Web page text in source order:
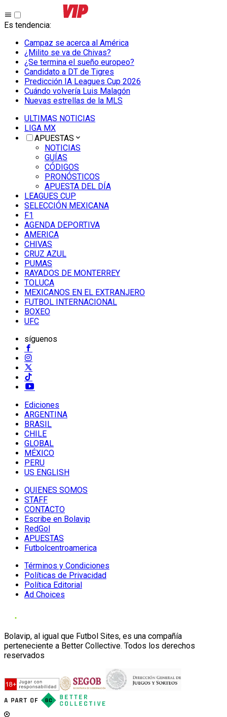
Es tendencia:
Campaz se acerca al América
¿Milito se va de Chivas?
¿Se termina el sueño europeo?
Candidato a DT de Tigres
Predicción IA Leagues Cup 2026
Cuándo volvería Luis Malagón
Nuevas estrellas de la MLS
ULTIMAS NOTICIAS
LIGA MX
APUESTAS
NOTICIAS
GUÍAS
CÓDIGOS
PRONÓSTICOS
APUESTA DEL DÍA
LEAGUES CUP
SELECCIÓN MEXICANA
F1
AGENDA DEPORTIVA
AMERICA
CHIVAS
CRUZ AZUL
PUMAS
RAYADOS DE MONTERREY
TOLUCA
MEXICANOS EN EL EXTRANJERO
FUTBOL INTERNACIONAL
BOXEO
UFC
síguenos
Ediciones
ARGENTINA
BRASIL
CHILE
GLOBAL
MÉXICO
PERU
US ENGLISH
QUIENES SOMOS
STAFF
CONTACTO
Escribe en Bolavip
RedGol
APUESTAS
Futbolcentroamerica
Términos y Condiciones
Políticas de Privacidad
Política Editorial
Ad Choices
Bolavip, al igual que Futbol Sites, es una compañía
perteneciente a Better Collective. Todos los derechos
reservados